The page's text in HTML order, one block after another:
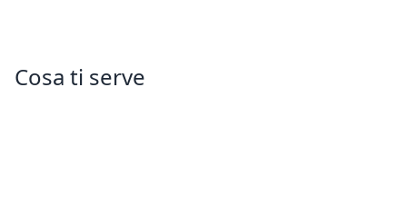
Cosa ti serve